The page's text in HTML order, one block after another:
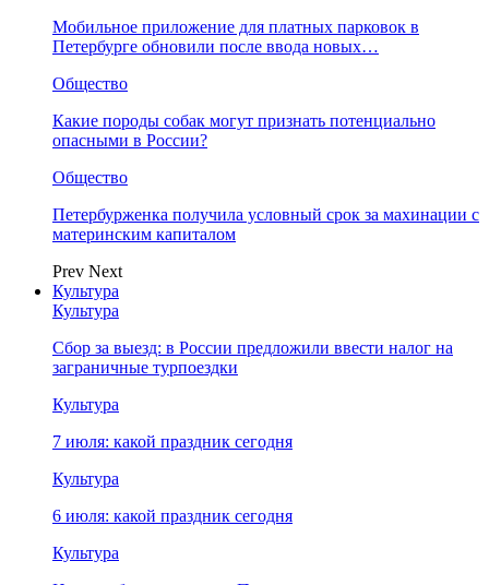
Мобильное приложение для платных парковок в
Петербурге обновили после ввода новых…
Общество
Какие породы собак могут признать потенциально
опасными в России?
Общество
Петербурженка получила условный срок за махинации с
материнским капиталом
Prev Next
Культура
Культура
Сбор за выезд: в России предложили ввести налог на
заграничные турпоездки
Культура
7 июля: какой праздник сегодня
Культура
6 июля: какой праздник сегодня
Культура